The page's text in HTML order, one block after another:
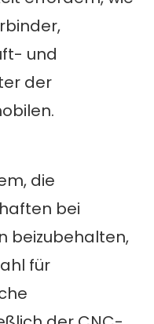
und
der
die
bei
beizubehalten,
für